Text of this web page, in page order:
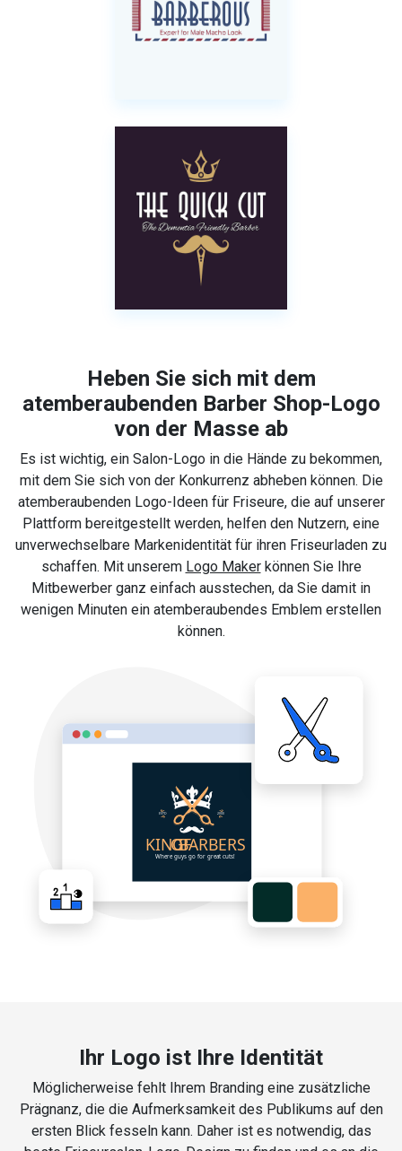
Heben Sie sich mit dem
atemberaubenden Barber Shop-Logo
von der Masse ab
Es ist wichtig, ein Salon-Logo in die Hände zu bekommen,
mit dem Sie sich von der Konkurrenz abheben können. Die
atemberaubenden Logo-Ideen für Friseure, die auf unserer
Plattform bereitgestellt werden, helfen den Nutzern, eine
unverwechselbare Markenidentität für ihren Friseurladen zu
schaffen. Mit unserem Logo Makerkönnen Sie Ihre
Mitbewerber ganz einfach ausstechen, da Sie damit in
wenigen Minuten ein atemberaubendes Emblem erstellen
können.
Ihr Logo ist Ihre Identität
Möglicherweise fehlt Ihrem Branding eine zusätzliche
Prägnanz, die die Aufmerksamkeit des Publikums auf den
ersten Blick fesseln kann. Daher ist es notwendig, das